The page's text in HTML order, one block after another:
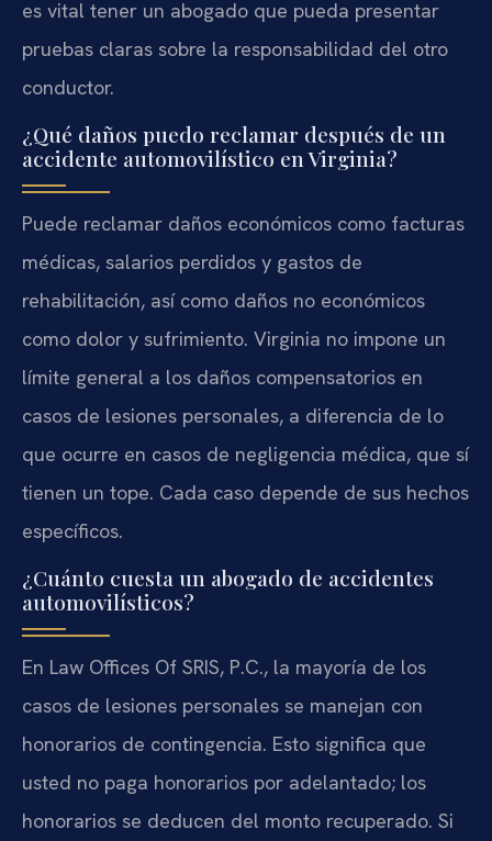
es vital tener un abogado que pueda presentar
pruebas claras sobre la responsabilidad del otro
conductor.
¿Qué daños puedo reclamar después de un
accidente automovilístico en Virginia?
Puede reclamar daños económicos como facturas
médicas, salarios perdidos y gastos de
rehabilitación, así como daños no económicos
como dolor y sufrimiento. Virginia no impone un
límite general a los daños compensatorios en
casos de lesiones personales, a diferencia de lo
que ocurre en casos de negligencia médica, que sí
tienen un tope. Cada caso depende de sus hechos
específicos.
¿Cuánto cuesta un abogado de accidentes
automovilísticos?
En Law Offices Of SRIS, P.C., la mayoría de los
casos de lesiones personales se manejan con
honorarios de contingencia. Esto significa que
usted no paga honorarios por adelantado; los
honorarios se deducen del monto recuperado. Si